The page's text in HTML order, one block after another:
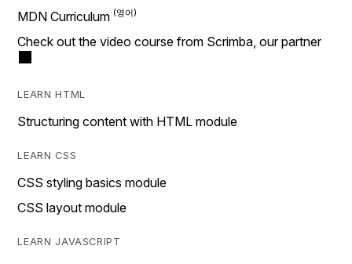
MDN Curriculum
Check out the video course from Scrimba, our partner
LEARN HTML
Structuring content with HTML module
LEARN CSS
CSS styling basics module
CSS layout module
LEARN JAVASCRIPT